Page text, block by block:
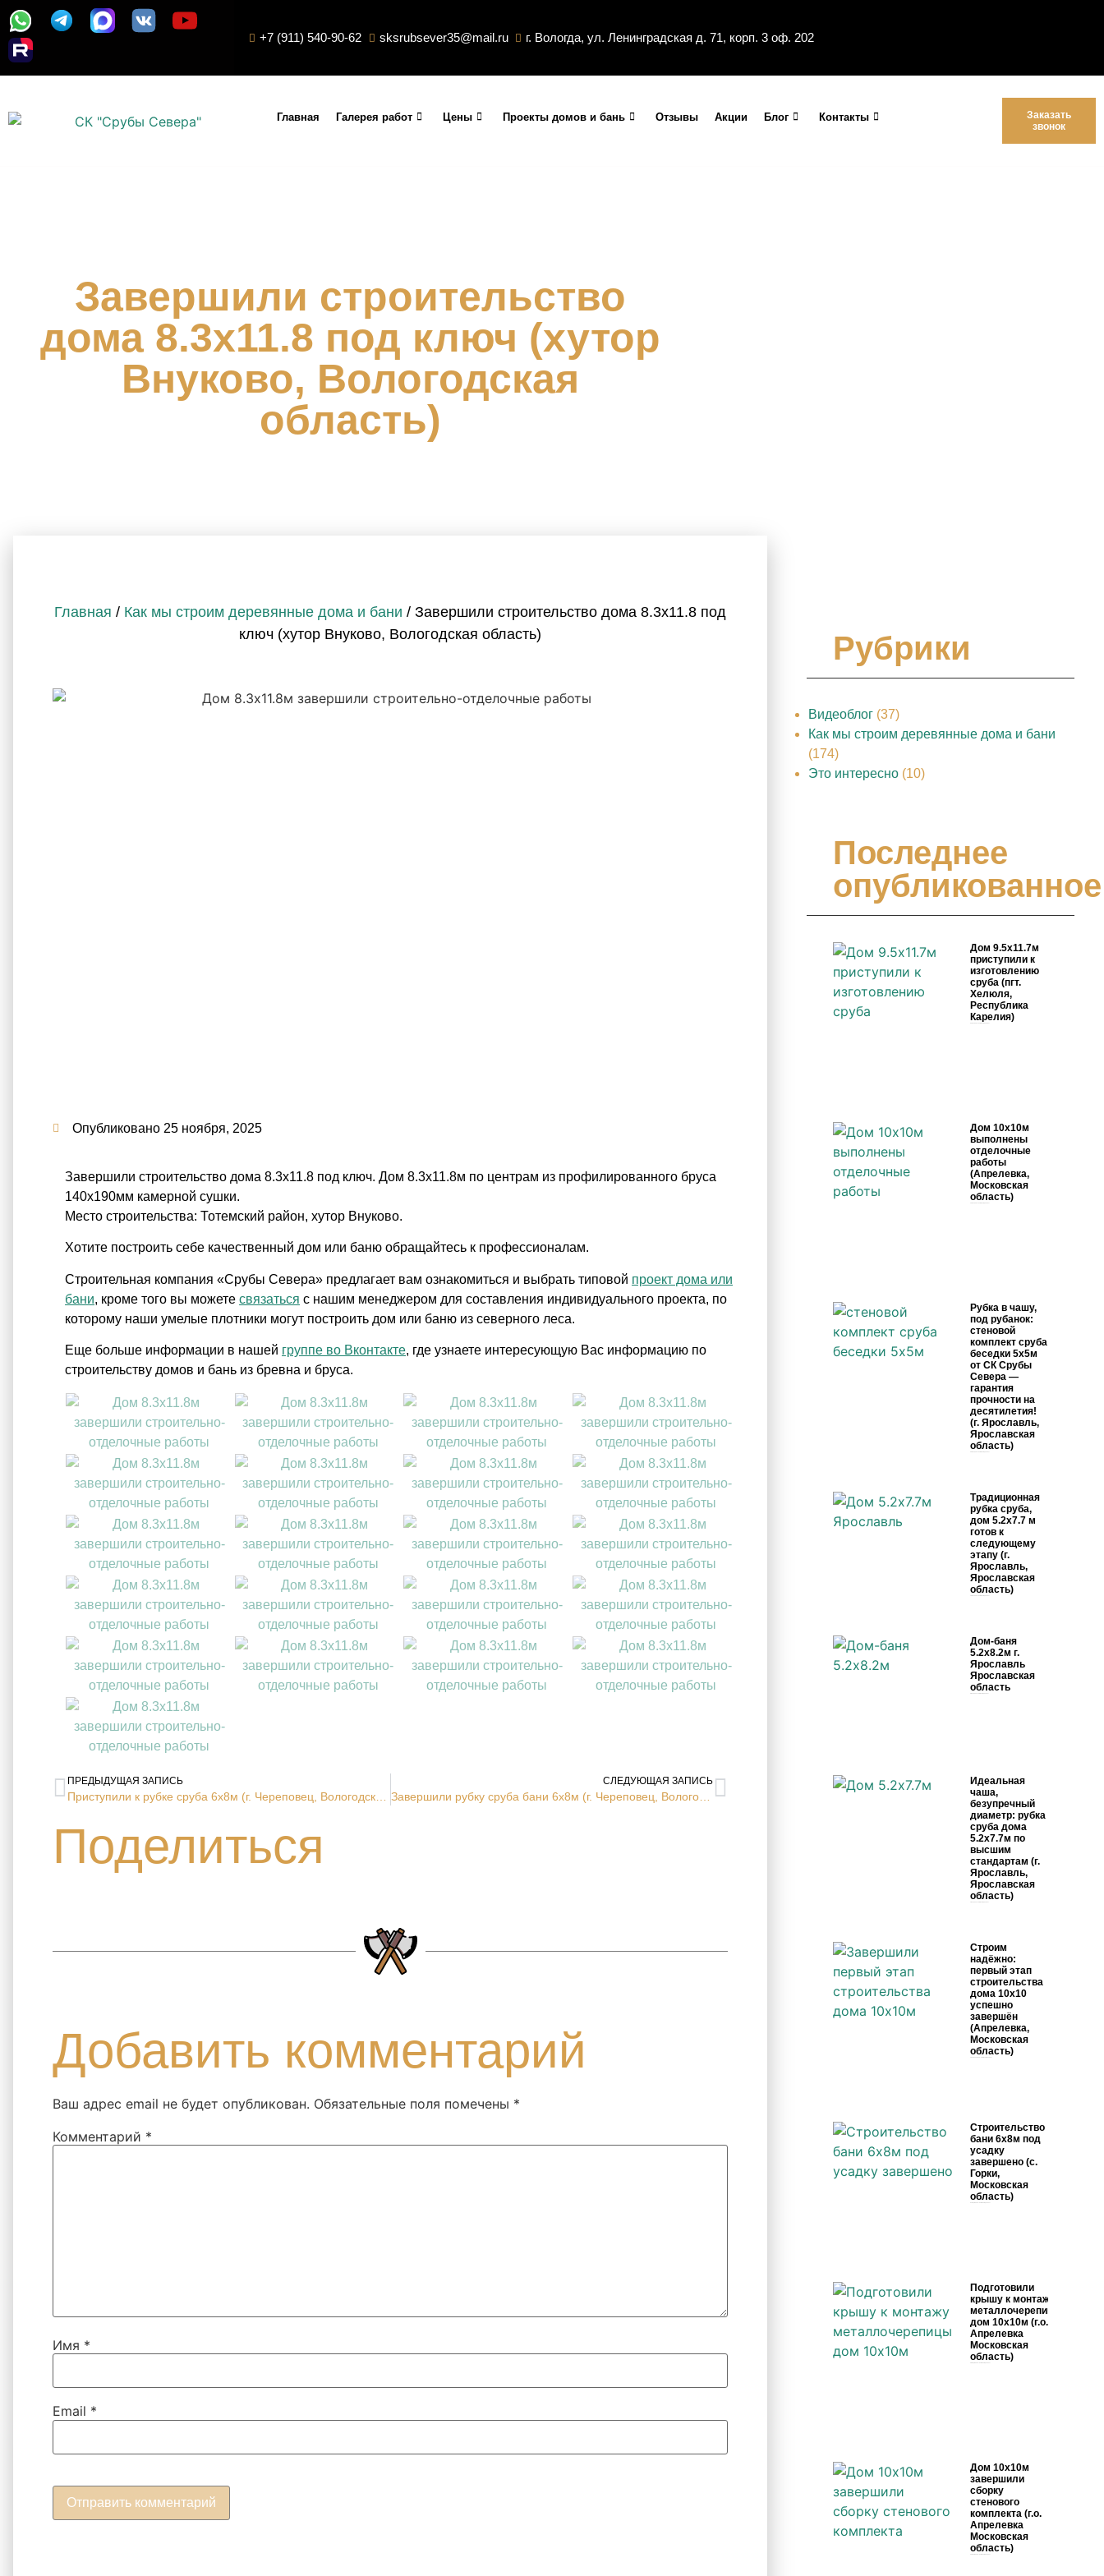
+7 (911) 540-90-62 sksrubsever35@mail.ru г. Вологда, ул. Ленинградская д. 71, корп. 3 оф. 202
Главная Галерея работ Цены Проекты домов и бань Отзывы Акции Блог Контакты
Заказать
звонок
Завершили строительство
дома 8.3х11.8 под ключ (хутор
Внуково, Вологодская
область)
Главная / Как мы строим деревянные дома и бани / Завершили строительство дома 8.3х11.8 под
ключ (хутор Внуково, Вологодская область)
Опубликовано 25 ноября, 2025
Завершили строительство дома 8.3х11.8 под ключ. Дом 8.3х11.8м по центрам из профилированного бруса
140х190мм камерной сушки.
Место строительства: Тотемский район, хутор Внуково.
Хотите построить себе качественный дом или баню обращайтесь к профессионалам.
Строительная компания «Срубы Севера» предлагает вам ознакомиться и выбрать типовой проект дома или
бани, кроме того вы можете связаться с нашим менеджером для составления индивидуального проекта, по
которому наши умелые плотники могут построить дом или баню из северного леса.
Еще больше информации в нашей группе во Вконтакте, где узнаете интересующую Вас информацию по
строительству домов и бань из бревна и бруса.
ПРЕДЫДУЩАЯ ЗАПИСЬ СЛЕДУЮЩАЯ ЗАПИСЬ
Завершили рубку сруба бани 6х8м (г. Череповец, Вологодская область)
Поделиться
Добавить комментарий
Ваш адрес email не будет опубликован. Обязательные поля помечены *
Комментарий *
Имя *
Email *
Рубрики
Видеоблог (37)
Как мы строим деревянные дома и бани
(174)
Это интересно (10)
Последнее
опубликованное
Дом 9.5х11.7м
приступили к
изготовлению
сруба (пгт.
Хелюля,
Республика
Карелия)
Дом 10х10м
выполнены
отделочные
работы
(Апрелевка,
Московская
область)
Рубка в чашу,
под рубанок:
стеновой
комплект сруба
беседки 5х5м
от СК Срубы
Севера —
гарантия
прочности на
десятилетия!
(г. Ярославль,
Ярославская
область)
Традиционная
рубка сруба,
дом 5.2х7.7 м
готов к
следующему
этапу (г.
Ярославль,
Ярославская
область)
Дом-баня
5.2х8.2м г.
Ярославль
Ярославская
область
Идеальная
чаша,
безупречный
диаметр: рубка
сруба дома
5.2х7.7м по
высшим
стандартам (г.
Ярославль,
Ярославская
область)
Строим
надёжно:
первый этап
строительства
дома 10х10
успешно
завершён
(Апрелевка,
Московская
область)
Строительство
бани 6х8м под
усадку
завершено (с.
Горки,
Московская
область)
Подготовили
крышу к монтажу
металлочерепицы
дом 10х10м (г.о.
Апрелевка
Московская
область)
Дом 10х10м
завершили
сборку
стенового
комплекта (г.о.
Апрелевка
Московская
область)